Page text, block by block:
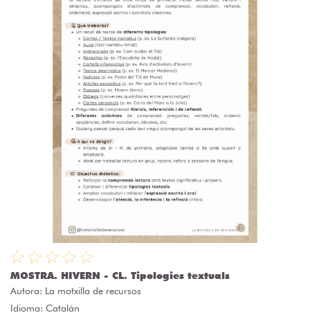
MOSTRA. HIVERN - CL. Tipologies textuals
Autora: La motxilla de recursos
Idioma: Catalán